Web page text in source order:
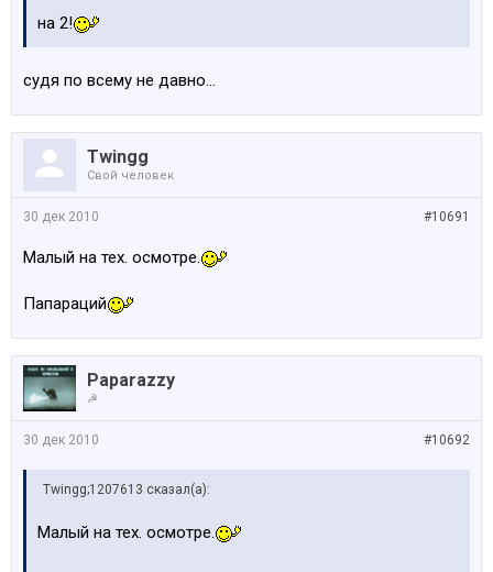
на 2!
судя по всему не давно...
Twingg
Свой человек
#10691
30 дек 2010
Малый на тех. осмотре.
Папараций
Paparazzy
☭
#10692
30 дек 2010
Twingg;1207613 сказал(а):
Малый на тех. осмотре.